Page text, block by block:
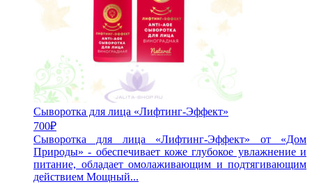
Сыворотка для лица «Лифтинг-Эффект»
700₽
Сыворотка для лица «Лифтинг-Эффект» от «Дом
Природы» - обеспечивает коже глубокое увлажнение и
питание, обладает омолаживающим и подтягивающим
действием Мощный...